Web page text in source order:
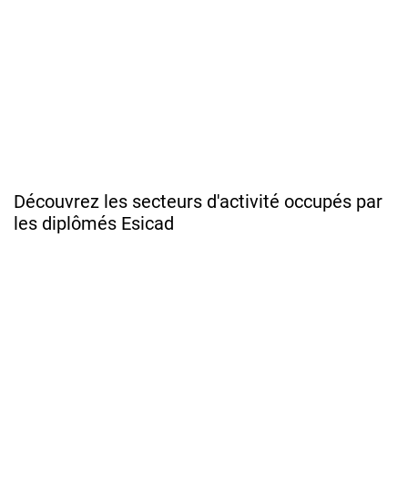
Découvrez les secteurs d'activité occupés par
les diplômés Esicad